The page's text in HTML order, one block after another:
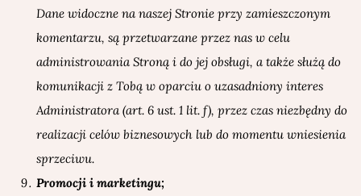
Dane widoczne na naszej Stronie przy zamieszczonym
komentarzu, są przetwarzane przez nas w celu
administrowania Stroną i do jej obsługi, a także służą do
komunikacji z Tobą w oparciu o uzasadniony interes
Administratora (art. 6 ust. 1 lit. f), przez czas niezbędny do
realizacji celów biznesowych lub do momentu wniesienia
sprzeciwu.
Promocji i marketingu;